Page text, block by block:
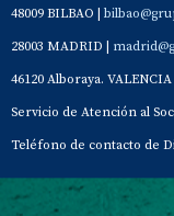
48009 BILBAO |
28003 MADRID |
46120 Alboraya. VALENCIA |
Servicio de Atención al
Teléfono de contacto de
Contacto Aviso Legal